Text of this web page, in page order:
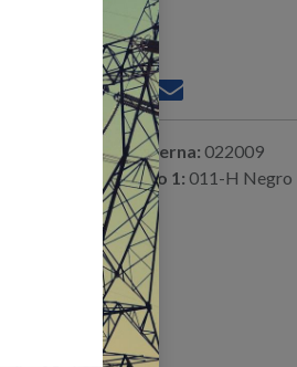
Referencia interna: 022009
Código alterno 1: 011-H Negro